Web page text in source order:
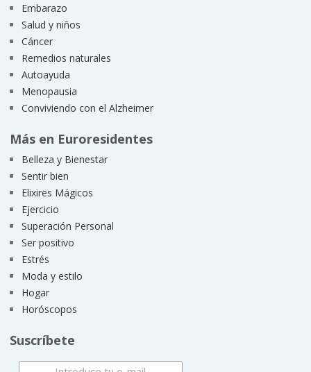
Embarazo
Salud y niños
Cáncer
Remedios naturales
Autoayuda
Menopausia
Conviviendo con el Alzheimer
Más en Euroresidentes
Belleza y Bienestar
Sentir bien
Elixires Mágicos
Ejercicio
Superación Personal
Ser positivo
Estrés
Moda y estilo
Hogar
Horóscopos
Suscríbete